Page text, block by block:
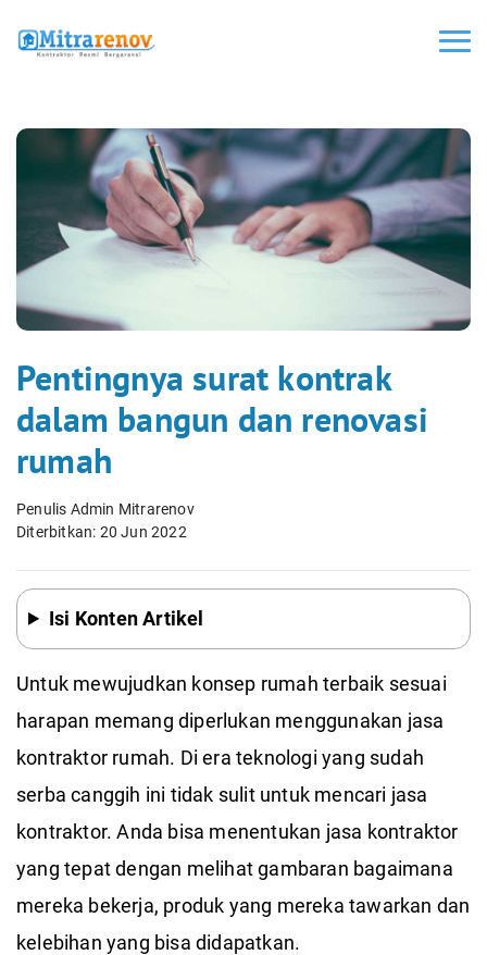
Pentingnya surat kontrak
dalam bangun dan renovasi
rumah
Penulis Admin Mitrarenov
Diterbitkan: 20 Jun 2022
Isi Konten Artikel
Untuk mewujudkan konsep rumah terbaik sesuai
harapan memang diperlukan menggunakan jasa
kontraktor rumah. Di era teknologi yang sudah
serba canggih ini tidak sulit untuk mencari jasa
kontraktor. Anda bisa menentukan jasa kontraktor
yang tepat dengan melihat gambaran bagaimana
mereka bekerja, produk yang mereka tawarkan dan
kelebihan yang bisa didapatkan.